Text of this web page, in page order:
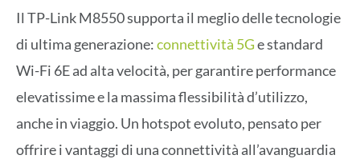
Il TP-Link M8550 supporta il meglio delle tecnologie
di ultima generazione:connettività 5Ge standard
Wi-Fi 6E ad alta velocità, per garantire performance
elevatissime e la massima flessibilità d’utilizzo,
anche in viaggio. Un hotspot evoluto, pensato per
offrire i vantaggi di una connettività all’avanguardia